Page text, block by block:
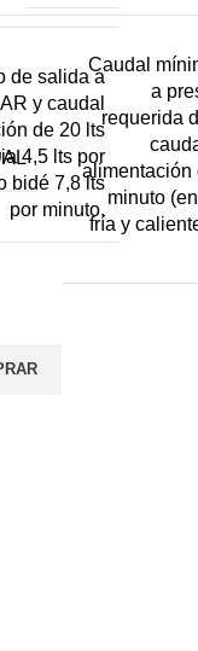
de salida a
y caudal
de 20 lts
4,5 lts por
bidé 7,8 lts
por minuto.
Caudal
a
requerida
alimentación
minuto
fría y